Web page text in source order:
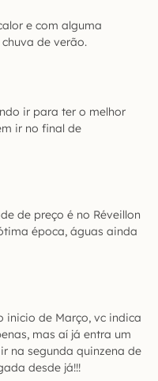
e com alguma
de verão.
ir para ter o melhor
ir no final de
de preço é no Réveillon
época, águas ainda
inicio de Março, vc indica
mas aí já entra um
na segunda quinzena de
desde já!!!